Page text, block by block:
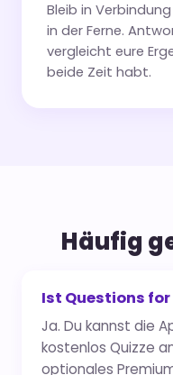
Bleib in
in der Ferne.
vergleicht eure
beide Zeit habt.
Häufig
Ist Questions
Ja. Du kannst die
kostenlos Quizze
optionales